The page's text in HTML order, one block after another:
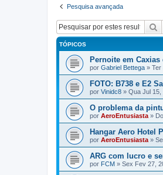
Pesquisa avançada
TÓPICOS
Pernoite em Caxias
por Gabriel Bettega » Ter
FOTO: B738 e E2
por Vinidc8 » Qua Jul 15,
O problema da
por AeroEntusiasta »
Hangar Aero Hotel
por AeroEntusiasta »
ARG com lucro e
por FCM » Sex Fev 27,